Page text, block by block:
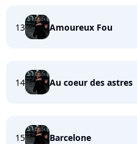
13 Amoureux Fou
14 Au coeur des astres
15 Barcelone